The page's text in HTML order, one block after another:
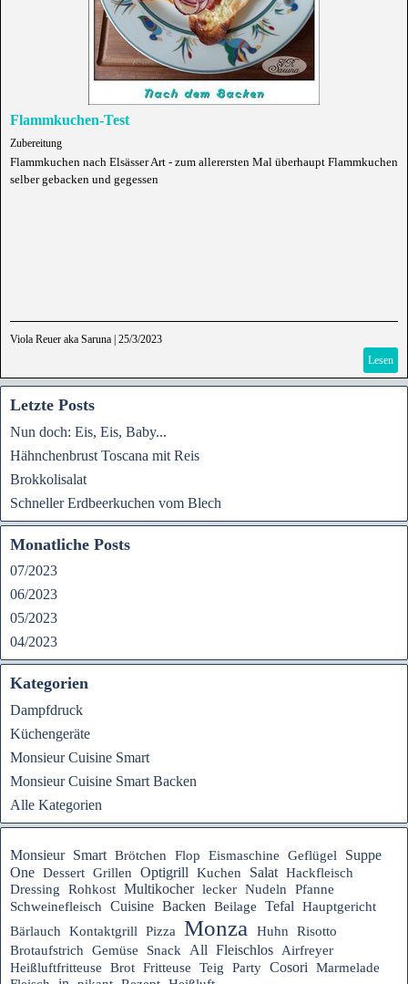
Flammkuchen-Test
Zubereitung
Flammkuchen nach Elsässer Art - zum allerersten Mal überhaupt Flammkuchen
selber gebacken und gegessen
Viola Reuer aka Saruna 25/3/2023
Lesen
Letzte Posts
Nun doch: Eis, Eis, Baby...
Hähnchenbrust Toscana mit Reis
Brokkolisalat
Schneller Erdbeerkuchen vom Blech
Monatliche Posts
07/2023
06/2023
05/2023
04/2023
Kategorien
Dampfdruck
Küchengeräte
Monsieur Cuisine Smart
Monsieur Cuisine Smart Backen
Alle Kategorien
Monsieur Smart Brötchen Flop Eismaschine Geflügel Suppe
One Dessert Grillen Optigrill Kuchen Salat Hackfleisch
Dressing
Rohkost Multikocher lecker Nudeln
Pfanne
Schweinefleisch
Cuisine Backen Beilage Tefal Hauptgericht
Bärlauch Kontaktgrill Pizza Monza Huhn
Risotto
Brotaufstrich
Gemüse Snack All Fleischlos Airfreyer
Heißluftfritteuse Brot Fritteuse Teig Party Cosori
Marmelade